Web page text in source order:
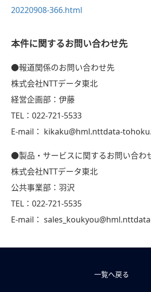
20220908-366.html
本件に関するお問い合わせ先
●報道関係のお問い合わせ先
株式会社NTTデータ東北
経営企画部：伊藤
TEL：022-721-5533
E-mail： kikaku@hml.nttdata-
●製品・サービスに関するお問い合わ
株式会社NTTデータ東北
公共事業部：羽沢
TEL：022-721-5535
E-mail：
一覧へ戻る